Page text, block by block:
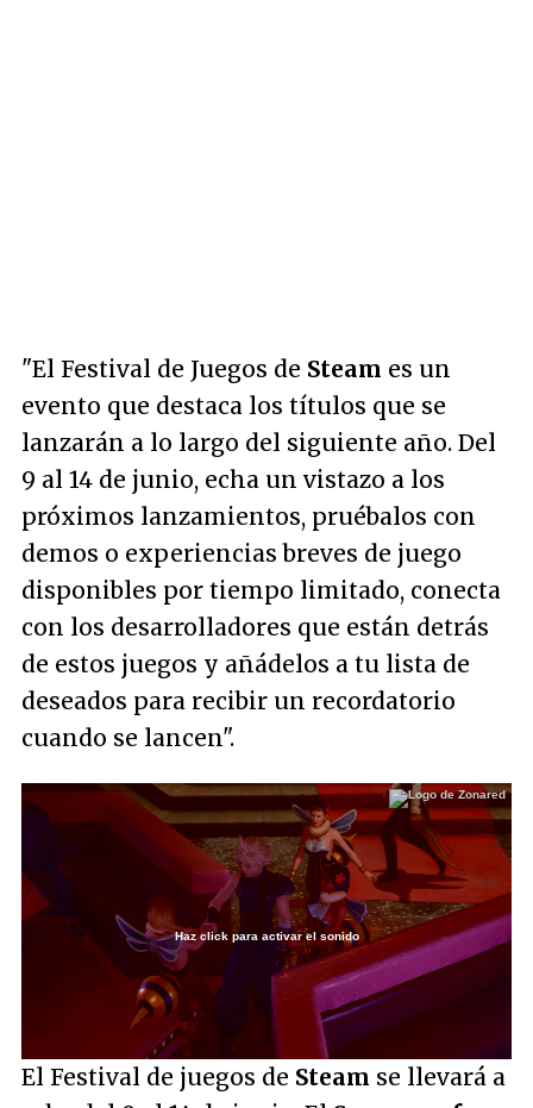
"El Festival de Juegos de Steam es un
evento que destaca los títulos que se
lanzarán a lo largo del siguiente año. Del
9 al 14 de junio, echa un vistazo a los
próximos lanzamientos, pruébalos con
demos o experiencias breves de juego
disponibles por tiempo limitado, conecta
con los desarrolladores que están detrás
de estos juegos y añádelos a tu lista de
deseados para recibir un recordatorio
cuando se lancen".
Haz click para activar el sonido
El Festival de juegos de Steam se llevará a